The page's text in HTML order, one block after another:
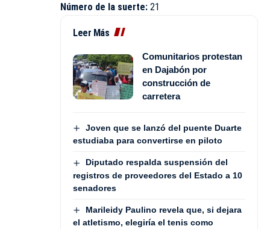
Número de la suerte: 21
Leer Más
Comunitarios protestan
en Dajabón por
construcción de
carretera
Joven que se lanzó del puente Duarte
estudiaba para convertirse en piloto
Diputado respalda suspensión del
registros de proveedores del Estado a 10
senadores
Marileidy Paulino revela que, si dejara
el atletismo, elegiría el tenis como